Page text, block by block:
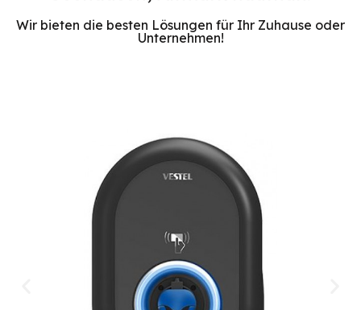
Wir bieten die besten Lösungen für Ihr Zuhause oder
Unternehmen!